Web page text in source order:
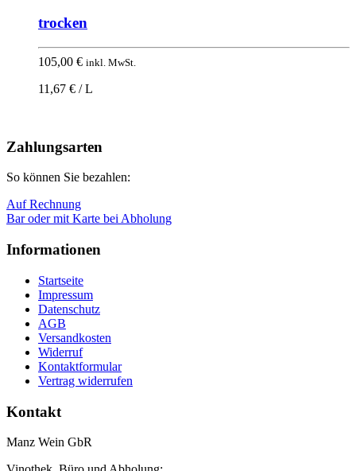
trocken
105,00 € inkl. MwSt.
11,67 € / L
oben
Zahlungsarten
So können Sie bezahlen:
Auf Rechnung
Bar oder mit Karte bei Abholung
Informationen
Startseite
Impressum
Datenschutz
AGB
Versandkosten
Widerruf
Kontaktformular
Vertrag widerrufen
Kontakt
Manz Wein GbR